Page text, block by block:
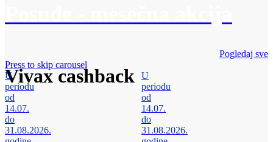
Vivax cashback
Pogledaj sve
Press to skip carousel
U
periodu
od
14.07.
do
31.08.2026.
U
periodu
od
14.07.
do
31.08.2026.